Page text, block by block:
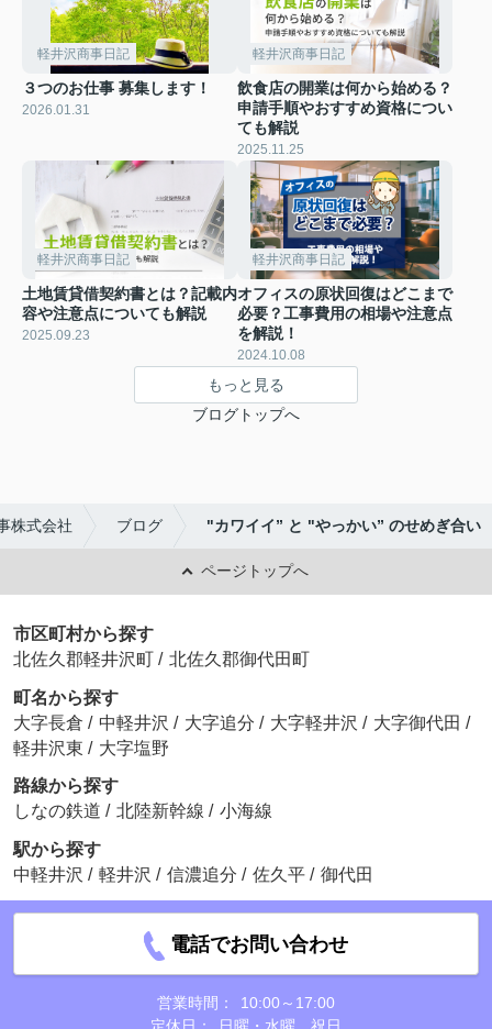
軽井沢商事日記
３つのお仕事 募集します！
2026.01.31
軽井沢商事日記
飲食店の開業は何から始める？
申請手順やおすすめ資格につい
ても解説
2025.11.25
軽井沢商事日記
土地賃貸借契約書とは？記載内
容や注意点についても解説
2025.09.23
軽井沢商事日記
オフィスの原状回復はどこまで
必要？工事費用の相場や注意点
を解説！
2024.10.08
もっと見る
ブログトップへ
株式会社 ブログ "カワイイ” と "やっかい” のせめぎ合い
ページトップへ
市区町村から探す
北佐久郡軽井沢町 / 北佐久郡御代田町
町名から探す
大字長倉 / 中軽井沢 / 大字追分 / 大字軽井沢 / 大字御代田 /
軽井沢東 / 大字塩野
路線から探す
しなの鉄道 / 北陸新幹線 / 小海線
駅から探す
中軽井沢 / 軽井沢 / 信濃追分 / 佐久平 / 御代田
電話でお問い合わせ
営業時間：
10:00～17:00